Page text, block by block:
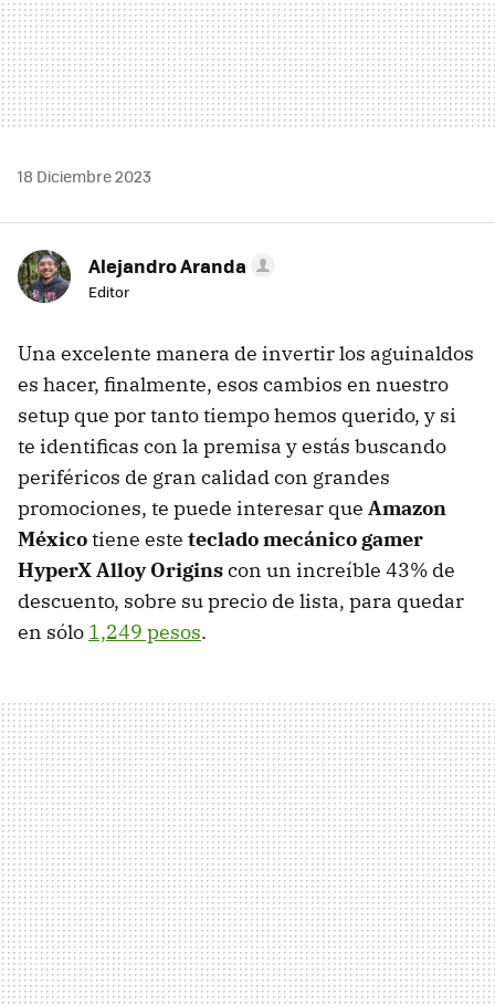
18 Diciembre 2023
Alejandro Aranda
Editor
Una excelente manera de invertir los aguinaldos
es hacer, finalmente, esos cambios en nuestro
setup que por tanto tiempo hemos querido, y si
te identificas con la premisa y estás buscando
periféricos de gran calidad con grandes
promociones, te puede interesar que Amazon
Méxicotiene este teclado mecánico gamer
HyperX Alloy Originscon un increíble 43% de
descuento, sobre su precio de lista, para quedar
en sólo 1,249 pesos.